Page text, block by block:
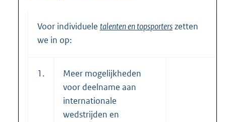
Voor individuele talenten en topsporterszetten
we in op:
1.
Meer mogelijkheden
voor deelname aan
internationale
wedstrijden en